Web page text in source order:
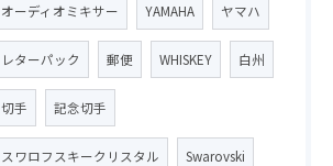
オーディオミキサー YAMAHA ヤマハ
レターパック 郵便 WHISKEY 白州
切手 記念切手
スワロフスキークリスタル Swarovski